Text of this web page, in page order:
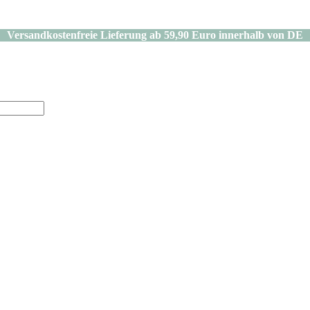
Versandkostenfreie Lieferung ab 59,90 Euro innerhalb von DE